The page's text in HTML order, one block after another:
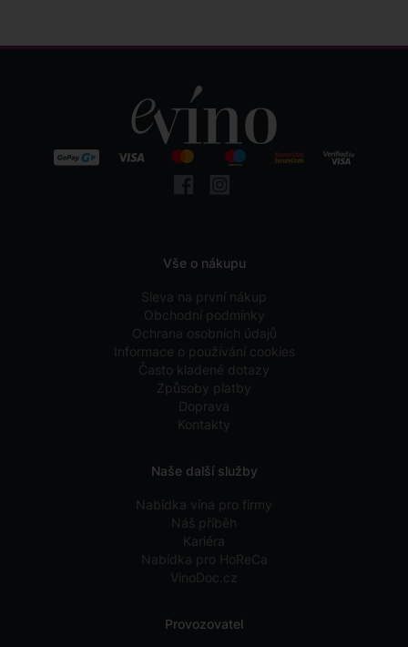
Vše o nákupu
Sleva na první nákup
Obchodní podmínky
Ochrana osobních údajů
Informace o používání cookies
Často kladené dotazy
Způsoby platby
Doprava
Kontakty
Naše další služby
Nabídka vína pro firmy
Náš příběh
Kariéra
Nabídka pro HoReCa
VinoDoc.cz
Provozovatel